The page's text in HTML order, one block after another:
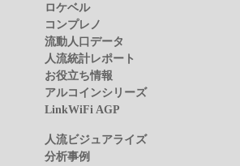
ロケベル
コンプレノ
流動人口データ
人流統計レポート
お役立ち情報
アルコインシリーズ
LinkWiFi AGP
人流ビジュアライズ
分析事例